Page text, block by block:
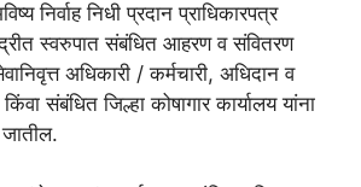
निर्वाह निधी प्रदान प्राधिकारपत्र
स्वरुपात संबंधित आहरण व संवितरण
अधिकारी / कर्मचारी, अधिदान व
संबंधित जिल्हा कोषागार कार्यालय यांना